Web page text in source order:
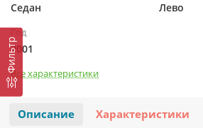
Фильтр
Седан Лево
Год
2001
Все характеристики
Описание Характеристики